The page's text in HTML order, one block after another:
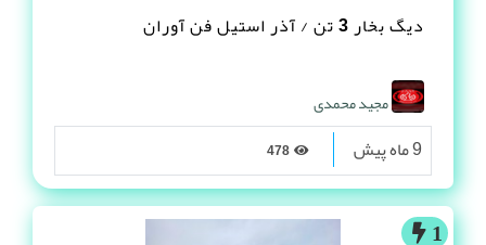
دیگ بخار 3 تن / آذر استیل فن آوران
مجید محمدی
9 ماه پیش
1